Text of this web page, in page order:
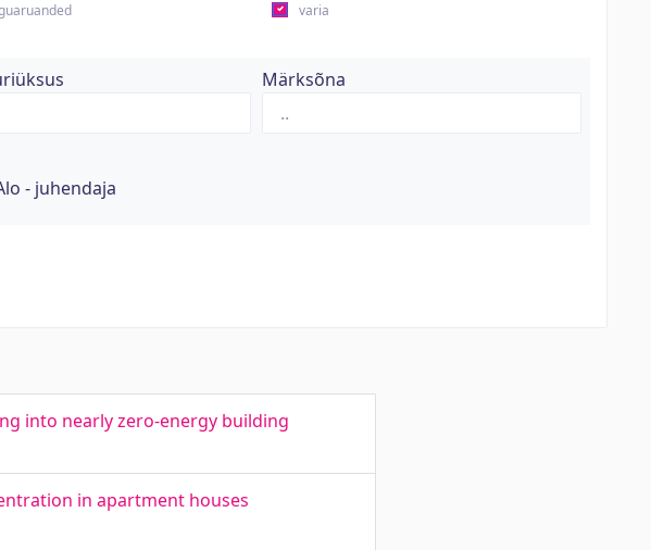
varia
Märksõna
- juhendaja
into nearly zero-energy building
in apartment houses